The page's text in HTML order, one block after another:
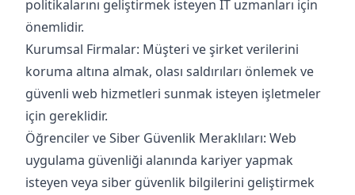
politikalarını geliştirmek isteyen IT uzmanları için
önemlidir.
Kurumsal Firmalar: Müşteri ve şirket verilerini
koruma altına almak, olası saldırıları önlemek ve
güvenli web hizmetleri sunmak isteyen işletmeler
için gereklidir.
Öğrenciler ve Siber Güvenlik Meraklıları: Web
uygulama güvenliği alanında kariyer yapmak
isteyen veya siber güvenlik bilgilerini geliştirmek